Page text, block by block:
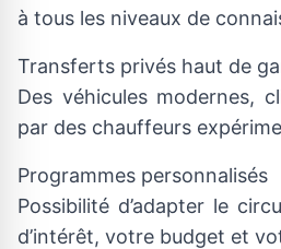
à tous les niveaux de
Transferts privés haut de
Des véhicules modernes,
par des chauffeurs
Programmes personnalisés
Possibilité d’adapter le
d’intérêt, votre budget et